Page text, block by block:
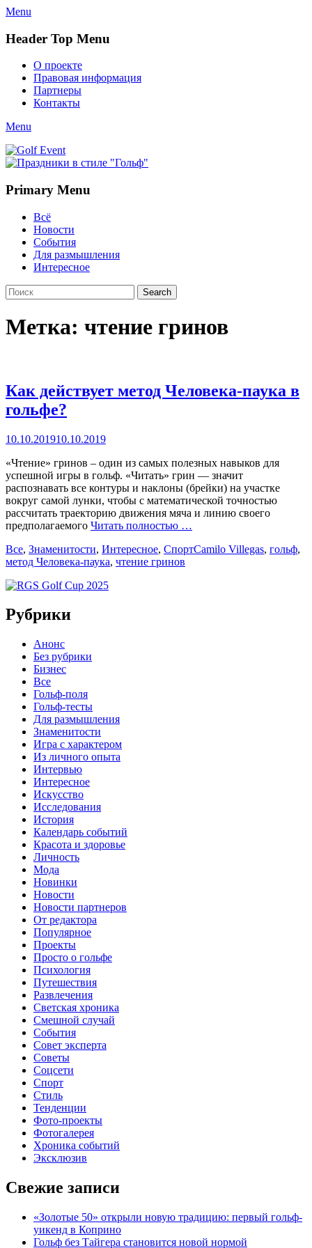
Menu
Header Top Menu
Skip
content
О проекте
Правовая информация
Партнеры
Контакты
Twitter
Email
YouTube
Website
Link
Menu
Golf Event
СМИ о гольфе, гольф-события, новости гольфа. Russian golf
Primary Menu
Skip
content
Всё
Новости
События
Для размышления
Интересное
Search
Search
for:
Метка: чтение гринов
Как действует метод Человека-паука в
гольфе?
Posted
10.10.201910.10.2019
«Чтение» гринов – один из самых полезных навыков для
успешной игры в гольф. «Читать» грин — значит
распознавать все контуры и наклоны (брейки) на участке
вокруг самой лунки, чтобы с математической точностью
рассчитать траекторию движения мяча и линию своего
предполагаемого Читать полностью …
Categories
Все, Знаменитости, Интересное, СпортTags
Camilo Villegas, гольф,
метод Человека-паука, чтение гринов
Рубрики
Анонс
Без рубрики
Бизнес
Все
Гольф-поля
Гольф-тесты
Для размышления
Знаменитости
Игра с характером
Из личного опыта
Интервью
Интересное
Искусство
Исследования
История
Календарь событий
Красота и здоровье
Личность
Мода
Новинки
Новости
Новости партнеров
От редактора
Популярное
Проекты
Просто о гольфе
Психология
Путешествия
Развлечения
Светская хроника
Смешной случай
События
Совет эксперта
Советы
Соцсети
Спорт
Стиль
Тенденции
Фото-проекты
Фотогалерея
Хроника событий
Эксклюзив
Свежие записи
«Золотые 50» открыли новую традицию: первый гольф-
уикенд в Коприно
Гольф без Тайгера становится новой нормой